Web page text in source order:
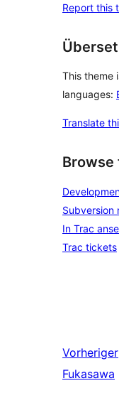
Report this
This theme
languages:
Translate
Browse
Subversion
In Trac
Trac tickets
Vorheriger
Fukasawa